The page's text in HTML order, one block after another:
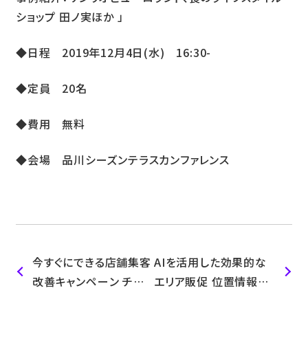
ショップ 田ノ実ほか 」
◆日程 2019年12月4日(水) 16:30-
◆定員 20名
◆費用 無料
◆会場 品川シーズンテラスカンファレンス
今すぐにできる店舗集客
改善キャンペーン チラ
AIを活用した効果的な
エリア販促 位置情報ビ